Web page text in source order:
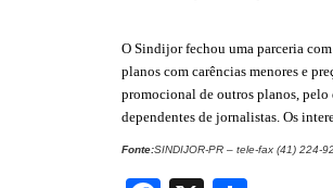
O Sindijor fechou uma parceria
planos com carências menores e
promocional de outros planos, pelo
dependentes de jornalistas. Os
Fonte:SINDIJOR-PR – tele-fax (41) 224-